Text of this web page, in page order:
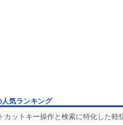
人気ランキング
カットキー操作と検索に特化した